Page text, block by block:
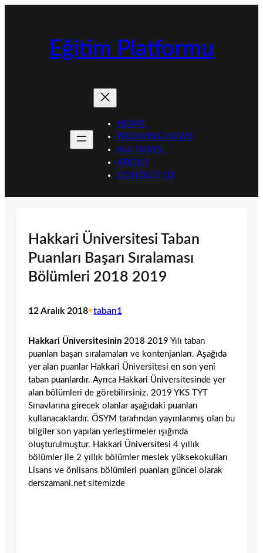
Eğitim Platformu
HOME
BREAKING NEWS
ALL NEWS
ABOUT
CONTACT US
Hakkari Üniversitesi Taban
Puanları Başarı Sıralaması
Bölümleri 2018 2019
12 Aralık 2018•taban1
Hakkari Üniversitesinin 2018 2019 Yılı taban
puanları başarı sıralamaları ve kontenjanları. Aşağıda
yer alan puanlar Hakkari Üniversitesi en son yeni
taban puanlardır. Ayrıca Hakkari Üniversitesinde yer
alan bölümleri de görebilirsiniz. 2019 YKS TYT
Sınavlarına girecek olanlar aşağıdaki puanları
kullanacaklardır. ÖSYM tarafından yayınlanmış olan bu
bilgiler son yapılan yerleştirmeler ışığında
oluşturulmuştur. Hakkari Üniversitesi 4 yıllık
bölümler ile 2 yıllık bölümler meslek yüksekokulları
Lisans ve önlisans bölümleri puanları güncel olarak
derszamani.net sitemizde